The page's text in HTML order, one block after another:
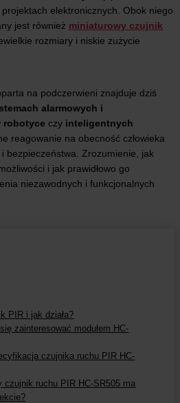
elektronicznych. Obok niego
jest również miniaturowy czujnik
rozmiary i niskie zużycie
na podczerwieni znajduje dziś
alarmowych i
robotyce czy inteligentnych
reagowanie na obecność człowieka
bezpieczeństwa. Zrozumienie, jak
i jak prawidłowo go
niezawodnych i funkcjonalnych
PIR i jak działa?
zainteresować modułem HC-
czujnika ruchu PIR HC-
czujnik ruchu PIR HC-SR505 ma